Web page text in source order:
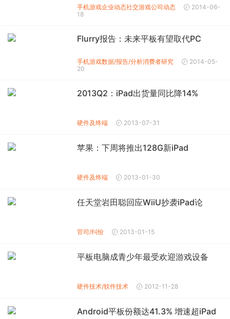
手机游戏企业动态社交游戏公司动态
2014-06-
18
Flurry报告：未来平板有望取代PC
手机游戏数据/报告/分析消费者研究
2014-05-
20
2013Q2：iPad出货量同比降14%
硬件及终端 2013-07-31
苹果：下周将推出128G新iPad
硬件及终端 2013-01-30
任天堂岩田聪回应WiiU抄袭iPad论
官司/纠纷 2013-01-15
平板电脑成青少年最受欢迎游戏设备
硬件技术/软件技术 2012-11-28
Android平板份额达41.3% 增速超iPad